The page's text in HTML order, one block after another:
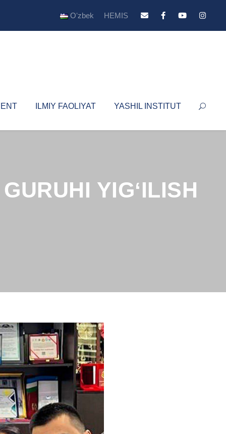
Oʻzbek HEMIS
ILMIY FAOLIYAT YASHIL INSTITUT
YIGʻILISH